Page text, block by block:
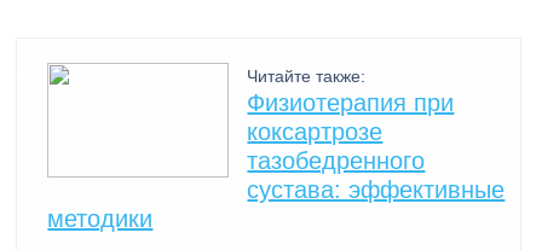
Читайте также:
Физиотерапия при
коксартрозе
тазобедренного
сустава: эффективные
методики